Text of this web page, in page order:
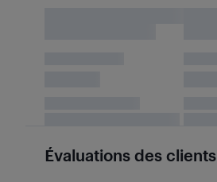
Évaluations des clients